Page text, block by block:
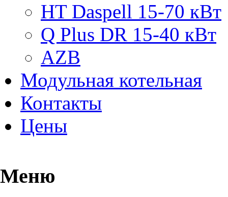
HT Daspell 15-70 кВт
Q Plus DR 15-40 кВт
AZB
Модульная котельная
Контакты
Цены
Меню